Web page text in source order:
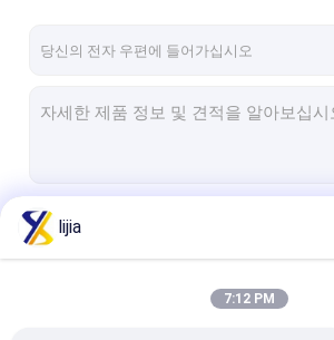
lijia
7:12 PM